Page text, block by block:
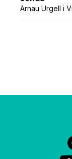
Arnau Urgell i